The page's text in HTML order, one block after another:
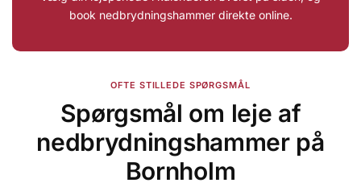
book nedbrydningshammer direkte online.
OFTE STILLEDE SPØRGSMÅL
Spørgsmål om leje af
nedbrydningshammer på
Bornholm